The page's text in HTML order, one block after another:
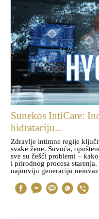
Sunekos IntiCare:
hidrataciju...
Zdravlje intimne regije
svake žene. Suvoća,
sve su češći problemi –
i prirodnog procesa
najnoviju generaciju